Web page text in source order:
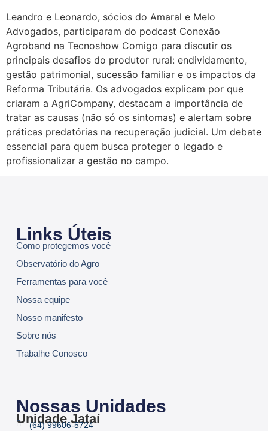
Leandro e Leonardo, sócios do Amaral e Melo
Advogados, participaram do podcast Conexão
Agroband na Tecnoshow Comigo para discutir os
principais desafios do produtor rural: endividamento,
gestão patrimonial, sucessão familiar e os impactos da
Reforma Tributária. Os advogados explicam por que
criaram a AgriCompany, destacam a importância de
tratar as causas (não só os sintomas) e alertam sobre
práticas predatórias na recuperação judicial. Um debate
essencial para quem busca proteger o legado e
profissionalizar a gestão no campo.
Links Úteis
Como protegemos você
Observatório do Agro
Ferramentas para você
Nossa equipe
Nosso manifesto
Sobre nós
Trabalhe Conosco
Nossas Unidades
Unidade Jataí
(64) 99606-5724